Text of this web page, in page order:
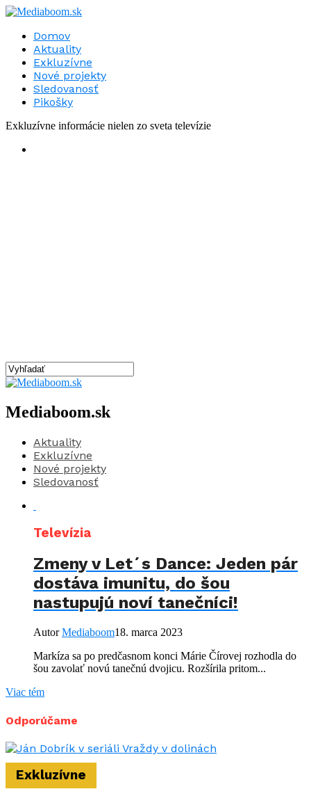
Domov
Aktuality
Exkluzívne
Nové projekty
Sledovanosť
Pikošky
Exkluzívne informácie nielen zo sveta televízie
Mediaboom.sk
Aktuality
Exkluzívne
Nové projekty
Sledovanosť
Televízia
Zmeny v Let´s Dance: Jeden pár
dostáva imunitu, do šou
nastupujú noví tanečníci!
AutorMediaboom18. marca 2023
Markíza sa po predčasnom konci Márie Čírovej rozhodla do
šou zavolať novú tanečnú dvojicu. Rozšírila pritom...
Viac tém
Odporúčame
Exkluzívne